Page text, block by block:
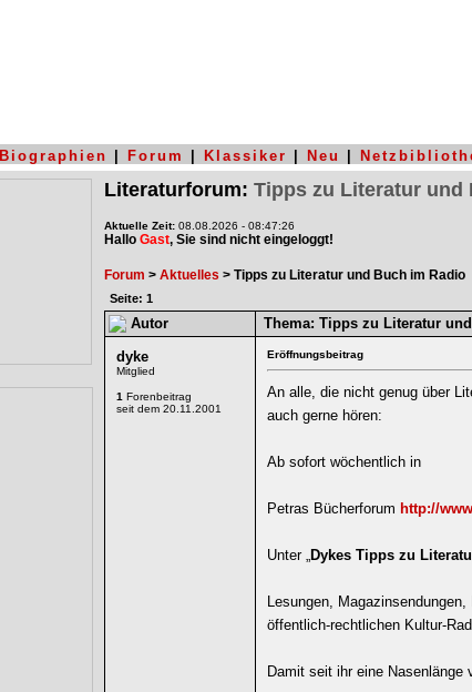
Biographien Forum Klassiker Neu
Literaturforum: Tipps zu Literatur und
Aktuelle Zeit: 08.08.2026 - 08:47:26
Hallo Gast, Sie sind nicht eingeloggt!
Forum > Aktuelles > Tipps zu Literatur und Buch im Radio
Seite: 1
Autor
Thema: Tipps zu Literatur
dyke
Mitglied
1 Forenbeitrag
seit dem 20.11.2001
Eröffnungsbeitrag
An alle, die nicht genug über
auch gerne hören:
Ab sofort wöchentlich in
Petras Bücherforum http://
Unter „Dykes Tipps zu
Lesungen,
öffentlich-rechtlichen Kultur-
Damit seit ihr eine Nasenlänge